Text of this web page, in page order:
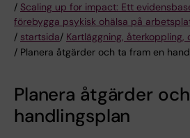
/ Scaling up for impact: Ett
förebygga psykisk ohälsa på
/ startsida/ Kartläggning, återkoppling,
/ Planera åtgärder och ta fram en
Planera åtgärder
handlingsplan